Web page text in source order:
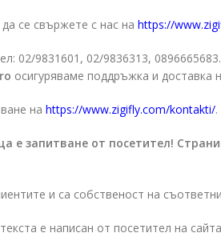
се свържете с нас на https://
02/9831601, 02/9836313,
осигуряваме поддръжка и доставка
на https://www.zigifly.com/kontakti/.
е запитване от посетител!
и са собственост на
е написан от посетител на